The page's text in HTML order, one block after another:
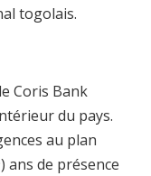
togolais.
Coris Bank
du pays.
au plan
ans de présence